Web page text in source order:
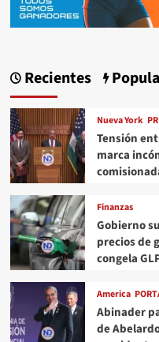
Recientes
Nueva York
Tensión
marca
Finanzas
Gobierno
precios de
congela
America
Abinader
de